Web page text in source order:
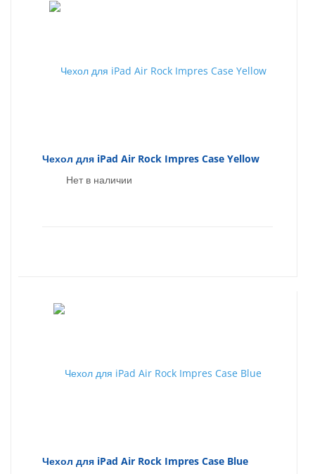
Чехол для iPad Air Rock Impres Case Yellow
Нет в наличии
Чехол для iPad Air Rock Impres Case Blue